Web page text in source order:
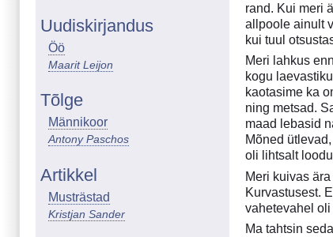
Uudiskirjandus
Öö
Maarit Leijon
Tõlge
Männikoor
Antony Paschos
Artikkel
Musträstad
Kristjan Sander
rand. Kui meri
allpoole ainult
kui tuul
Meri lahkus
kogu
kaotasime ka
ning metsad.
maad lebasid
Mõned
oli lihtsalt
Meri kuivas
Kurvastusest.
vahetevahel
Ma tahtsin